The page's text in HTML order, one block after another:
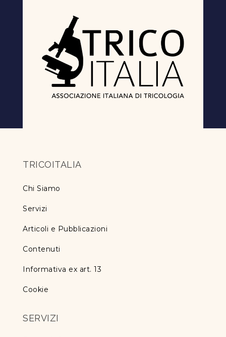
TRICOITALIA
Chi Siamo
Servizi
Articoli e Pubblicazioni
Contenuti
Informativa ex art. 13
Cookie
SERVIZI